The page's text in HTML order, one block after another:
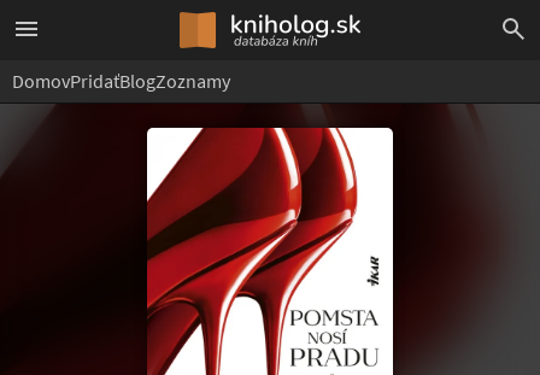
DomovPridaťBlogZoznamy